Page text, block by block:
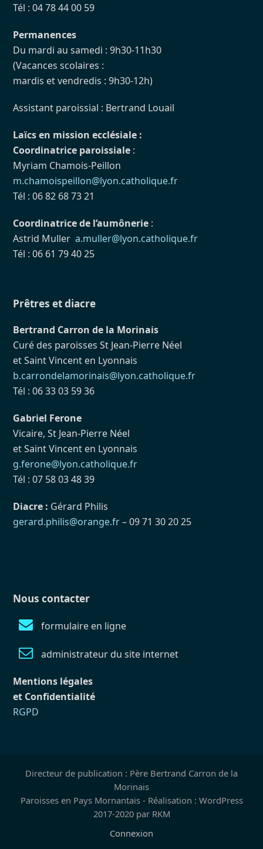
Tél : 04 78 44 00 59
Permanences
Du mardi au samedi : 9h30-11h30
(Vacances scolaires :
mardis et vendredis : 9h30-12h)
Assistant paroissial : Bertrand Louail
Laïcs en mission ecclésiale :
Coordinatrice paroissiale :
Myriam Chamois-Peillon
m.chamoispeillon@lyon.catholique.fr
Tél : 06 82 68 73 21
Coordinatrice de l’aumônerie :
Astrid Mullera.muller@lyon.catholique.fr
Tél : 06 61 79 40 25
Prêtres et diacre
Bertrand Carron de la Morinais
Curé des paroisses St Jean-Pierre Néel
et Saint Vincent en Lyonnais
b.carrondelamorinais@lyon.catholique.fr
Tél : 06 33 03 59 36
Gabriel Ferone
Vicaire, St Jean-Pierre Néel
et Saint Vincent en Lyonnais
g.ferone@lyon.catholique.fr
Tél : 07 58 03 48 39
Diacre : Gérard Philis
gerard.philis@orange.fr– 09 71 30 20 25
Nous contacter
formulaire en ligne
administrateur du site internet
Mentions légales
et Confidentialité
RGPD
Directeur de publication : Père Bertrand Carron de la
Morinais
Paroisses en Pays Mornantais - Réalisation : WordPress
2017-2020 par RKM
Connexion